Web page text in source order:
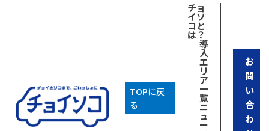
TOPに戻
る
チョ
イソ
コと
は？
導
入
エ
リ
ア
一
覧
ニ
ュ
ー
お
問
い
合
わ